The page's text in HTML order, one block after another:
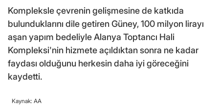
Kompleksle çevrenin gelişmesine de katkıda
bulunduklarını dile getiren Güney, 100 milyon lirayı
aşan yapım bedeliyle Alanya Toptancı Hali
Kompleksi'nin hizmete açıldıktan sonra ne kadar
faydası olduğunu herkesin daha iyi göreceğini
kaydetti.
Kaynak: AA